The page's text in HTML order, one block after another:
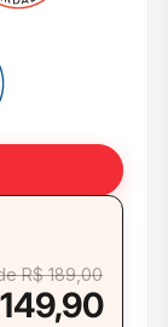
R$ 189,00